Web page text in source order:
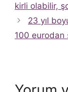
kirli olabilir,
23 yıl
100 eurodan